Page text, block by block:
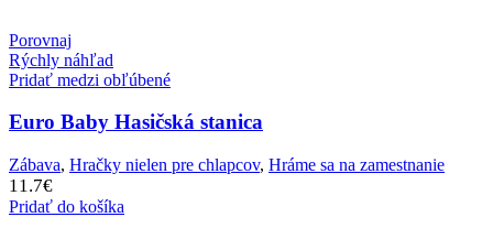
Porovnaj
Rýchly náhľad
Pridať medzi obľúbené
Euro Baby Hasičská stanica
Zábava, Hračky nielen pre chlapcov, Hráme sa na zamestnanie
11.7€
Pridať do košíka